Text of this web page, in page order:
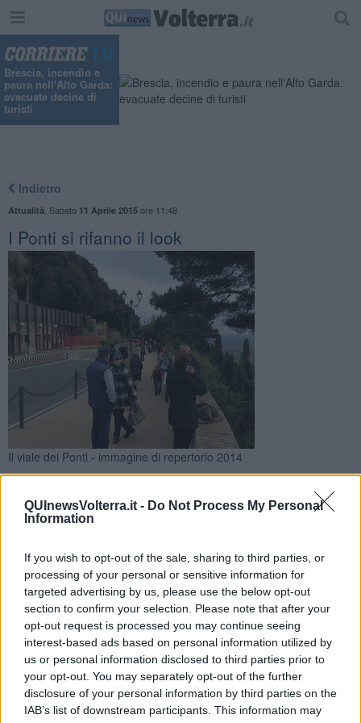
QUInewsVolterra.it - Do Not Process My Personal
Information
If you wish to opt-out of the sale, sharing to third parties, or
processing of your personal or sensitive information for
targeted advertising by us, please use the below opt-out
section to confirm your selection. Please note that after your
opt-out request is processed you may continue seeing
interest-based ads based on personal information utilized by
us or personal information disclosed to third parties prior to
your opt-out. You may separately opt-out of the further
disclosure of your personal information by third parties on the
IAB’s list of downstream participants. This information may
Brescia, incendio e
paura nell'Alto Garda:
evacuate decine di
turisti
Indietro
Attualità Sabato 11 Aprile 2015ore 11:48
I Ponti si rifanno il look
Il viale dei Ponti - immagine di repertorio 2014
Nuova illuminazione per il viale che conduce a Piazza Martiri
della libertà: al posto dei vecchi 'globi', delle lanterne a basso
consumo
VOLTERRA —E’ in fase di ultimazione l'installazione dei nuovi
lampioni lungo la “passeggiata volterrana” del viale dei Ponti che
sarà completata nei prossimi giorni con il posizionamento delle
ultime due lanterne vicino ai monumenti.
I nuovi corpi illuminanti montano lampade di nuova generazione
che rispettano i consumi e
dopo le 23 si spengono in maniera